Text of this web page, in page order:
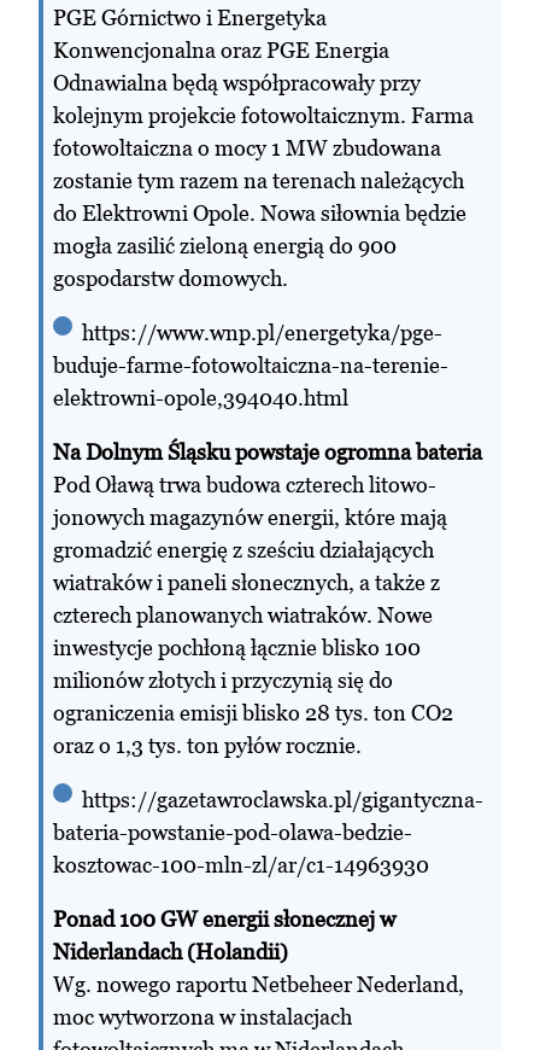
PGE Górnictwo i Energetyka
Konwencjonalna oraz PGE Energia
Odnawialna będą współpracowały przy
kolejnym projekcie fotowoltaicznym. Farma
fotowoltaiczna o mocy 1 MW zbudowana
zostanie tym razem na terenach należących
do Elektrowni Opole. Nowa siłownia będzie
mogła zasilić zieloną energią do 900
gospodarstw domowych.
https://www.wnp.pl/energetyka/pge-
buduje-farme-fotowoltaiczna-na-terenie-
elektrowni-opole,394040.html
Na Dolnym Śląsku powstaje ogromna bateria
Pod Oławą trwa budowa czterech litowo-
jonowych magazynów energii, które mają
gromadzić energię z sześciu działających
wiatraków i paneli słonecznych, a także z
czterech planowanych wiatraków. Nowe
inwestycje pochłoną łącznie blisko 100
milionów złotych i przyczynią się do
ograniczenia emisji blisko 28 tys. ton CO2
oraz o 1,3 tys. ton pyłów rocznie.
https://gazetawroclawska.pl/gigantyczna-
bateria-powstanie-pod-olawa-bedzie-
kosztowac-100-mln-zl/ar/c1-14963930
Ponad 100 GW energii słonecznej w
Niderlandach (Holandii)
Wg. nowego raportu Netbeheer Nederland,
moc wytworzona w instalacjach